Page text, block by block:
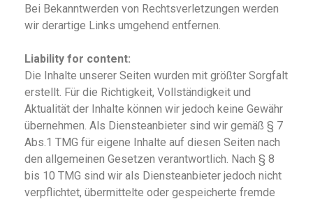
Bei Bekanntwerden von Rechtsverletzungen werden
wir derartige Links umgehend entfernen.
Liability for content:
Die Inhalte unserer Seiten wurden mit größter Sorgfalt
erstellt. Für die Richtigkeit, Vollständigkeit und
Aktualität der Inhalte können wir jedoch keine Gewähr
übernehmen. Als Diensteanbieter sind wir gemäß § 7
Abs.1 TMG für eigene Inhalte auf diesen Seiten nach
den allgemeinen Gesetzen verantwortlich. Nach § 8
bis 10 TMG sind wir als Diensteanbieter jedoch nicht
verpflichtet, übermittelte oder gespeicherte fremde